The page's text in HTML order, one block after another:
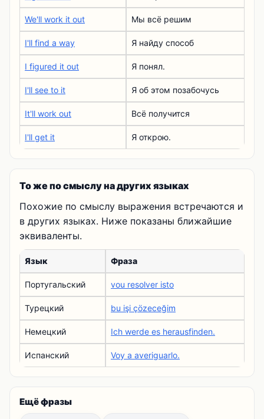
We'll work it out Мы всё решим
I'll find a way Я найду способ
I figured it out Я понял.
I'll see to it Я об этом позабочусь
It'll work out Всё получится
I'll get it Я открою.
То же по смыслу на других языках
Похожие по смыслу выражения встречаются и
в других языках. Ниже показаны ближайшие
эквиваленты.
Язык Фраза
Португальский vou resolver isto
Турецкий bu işi çözeceğim
Немецкий Ich werde es herausfinden.
Испанский Voy a averiguarlo.
Ещё фразы